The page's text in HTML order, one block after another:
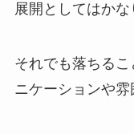
展開としてはかな
それでも落ちる
ニケーションや雰